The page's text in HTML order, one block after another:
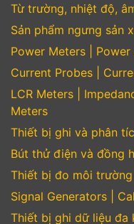
Từ trường, nhiệt độ,
Sản phẩm ngưng sản
Power Meters | Power
Current Probes |
LCR Meters |
Meters
Thiết bị ghi và phân
Bút thử điện và đồng
Thiết bị đo môi trường
Signal Generators |
Thiết bị ghi dữ liệu đa